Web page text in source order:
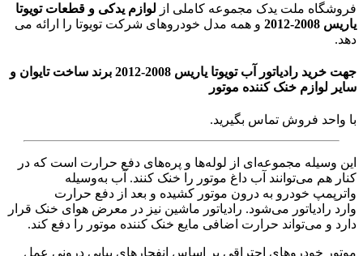
فروشگاه ملت یدک مجموعه کاملی از لوازم یدکی و قطعات تویوتا
یاریس 2008-2012
و همه مدل خودروهای شرکت تویوتا را ارائه می
دهد.
جهت خرید رادیاتور آب تویوتا یاریس 2008-2012 برند ساخت تایوان و
سایر لوازم خنک کننده موتور
با واحد فروش تماس بگیرید.
این وسیله مجموعه‌ای از لوله‌ها و پره‌های دفع حرارت است که در
کنار هم می‌توانند آب داغ موتور را خنک کنند. آب به‌وسیله
واترپمپ خودرو به درون موتور کشیده و بعد از دفع حرارت
وارد رادیاتور می‌شود. رادیاتور ماشین نیز در معرض هوای خنک قرار
دارد و می‌تواند حرارت اضافی مایع خنک کننده موتور را دفع کند.
موتور خودروهای احتراقی بر اساس انفجارهای پیاپی درونی عمل